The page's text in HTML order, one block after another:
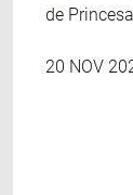
de
20 NOV